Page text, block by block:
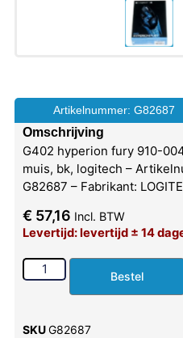
Artikelnummer: G82687
Omschrijving
G402 hyperion fury 910-
muis, bk, logitech –
G82687 – Fabrikant:
€ 57,16 Incl. BTW
Levertijd: levertijd ± 14
Bestel
SKUG82687